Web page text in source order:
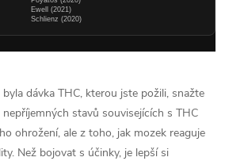
Ewell (2021)
Schlienz (2020)
dávka THC, kterou jste požili, snažte
stavů souvisejících s THC
ohrožení, ale z toho, jak mozek reaguje
Než bojovat s účinky, je lepší si